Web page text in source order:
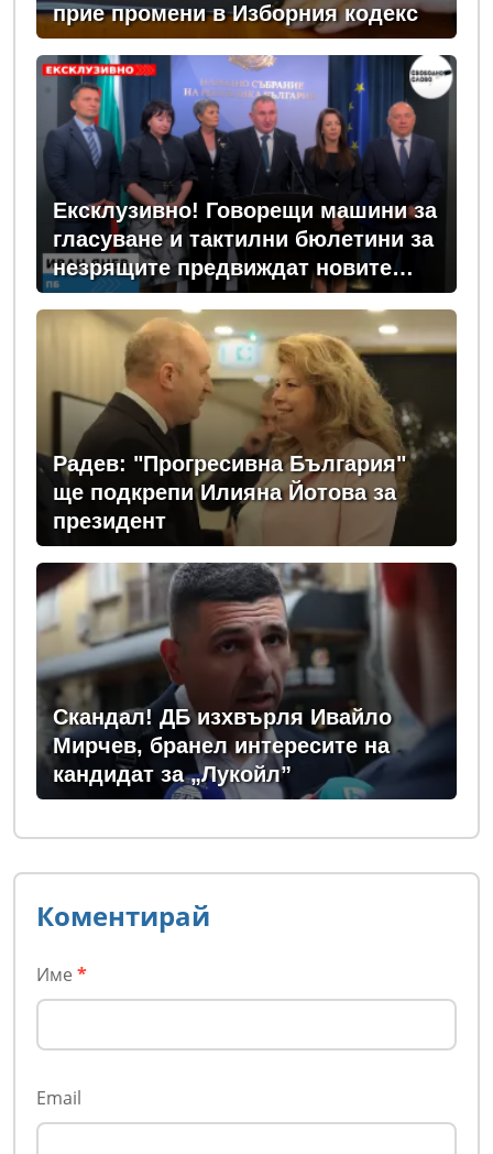
прие промени в Изборния кодекс
Ексклузивно! Говорещи машини за
гласуване и тактилни бюлетини за
незрящите предвиждат новите
изборни правила! (ВИДЕО)
Радев: "Прогресивна България"
ще подкрепи Илияна Йотова за
президент
Скандал! ДБ изхвърля Ивайло
Мирчев, бранел интересите на
кандидат за „Лукойл”
Коментирай
Име *
Email